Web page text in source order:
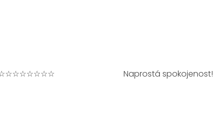
Naprostá spokojenost!